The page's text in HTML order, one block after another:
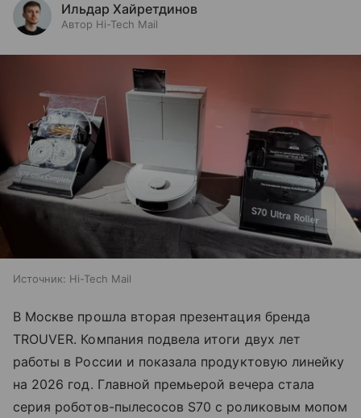
Ильдар Хайретдинов
Автор Hi-Tech Mail
Источник: Hi-Tech Mail
В Москве прошла вторая презентация бренда
TROUVER. Компания подвела итоги двух лет
работы в России и показала продуктовую линейку
на 2026 год. Главной премьерой вечера стала
серия роботов-пылесосов S70 с роликовым мопом